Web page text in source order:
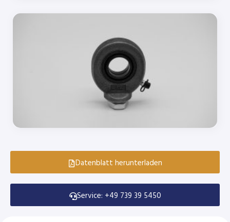
Datenblatt herunterladen
Service: +49 739 39 5450